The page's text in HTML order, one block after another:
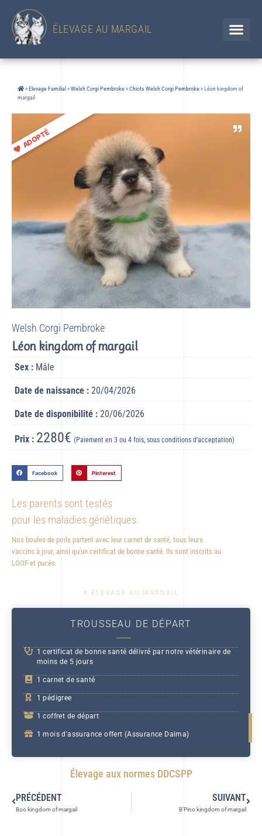
ÉLEVAGE AU MARGAIL
» Elevage Familial »Welsh Corgi Pembroke»Chiots Welsh Corgi Pembroke» Léon kingdom of
margail
ADOPTÉ
Welsh Corgi Pembroke
Léon kingdom of margail
Sex : Mâle
Date de naissance : 20/04/2026
Date de disponibilité : 20/06/2026
Prix : 2280€ (Paiement en 3 ou 4 fois, sous conditions d’acceptation)
Facebook Pinterest
Les parents sont testés
pour les maladies génétiques.
Nos boules de poils partent avec leur carnet de santé, tous leurs
vaccins à jour, ainsi qu'un certificat de bonne santé. Ils sont inscrits au
LOOF et pucés.
# ÉLEVAGE AU MARGAIL
TROUSSEAU DE DÉPART
1 certificat de bonne santé délivré par notre vétérinaire de
moins de 5 jours
1 carnet de santé
1 pédigree
1 coffret de départ
1 mois d'assurance offert (Assurance Dalma)
Élevage aux normes DDCSPP
PRÉCÉDENT
Boo kingdom of margail
SUIVANT
B’Pino kingdom of margail